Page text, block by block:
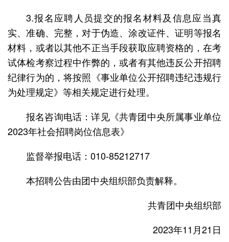
3.报名应聘人员提交的报名材料及信息应当真
实、准确、完整，对于伪造、涂改证件、证明等报名
材料，或者以其他不正当手段获取应聘资格的，在考
试体检考察过程中作弊的，或者有其他违反公开招聘
纪律行为的，将按照《事业单位公开招聘违纪违规行
为处理规定》等相关规定进行处理。
报名咨询电话：详见《共青团中央所属事业单位
2023年社会招聘岗位信息表》
监督举报电话：010-85212717
本招聘公告由团中央组织部负责解释。
共青团中央组织部
2023年11月21日